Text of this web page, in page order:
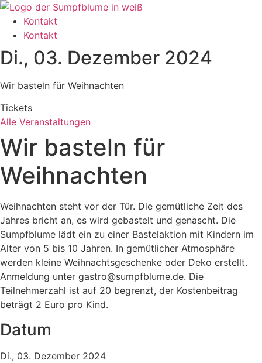
Zum
Inhalt
wechseln
Kontakt
Kontakt
Di., 03. Dezember 2024
Wir basteln für Weihnachten
Tickets
Alle Veranstaltungen
Wir basteln für
Weihnachten
Weihnachten steht vor der Tür. Die gemütliche Zeit des
Jahres bricht an, es wird gebastelt und genascht. Die
Sumpfblume lädt ein zu einer Bastelaktion mit Kindern im
Alter von 5 bis 10 Jahren. In gemütlicher Atmosphäre
werden kleine Weihnachtsgeschenke oder Deko erstellt.
Anmeldung unter ed.emulbfpmus@ortsag. Die
Teilnehmerzahl ist auf 20 begrenzt, der Kostenbeitrag
beträgt 2 Euro pro Kind.
Datum
Di., 03. Dezember 2024